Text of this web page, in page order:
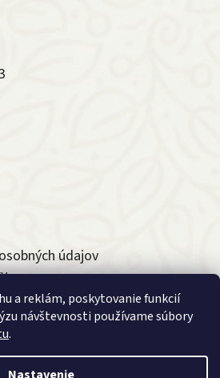
a reklám, poskytovanie funkcií
návštevnosti používame súbory
.
údajov